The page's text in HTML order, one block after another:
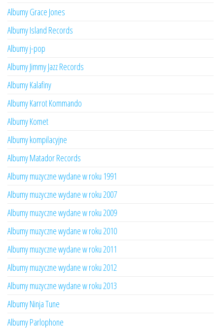
Albumy Grace Jones
Albumy Island Records
Albumy j-pop
Albumy Jimmy Jazz Records
Albumy Kalafiny
Albumy Karrot Kommando
Albumy Komet
Albumy kompilacyjne
Albumy Matador Records
Albumy muzyczne wydane w roku 1991
Albumy muzyczne wydane w roku 2007
Albumy muzyczne wydane w roku 2009
Albumy muzyczne wydane w roku 2010
Albumy muzyczne wydane w roku 2011
Albumy muzyczne wydane w roku 2012
Albumy muzyczne wydane w roku 2013
Albumy Ninja Tune
Albumy Parlophone